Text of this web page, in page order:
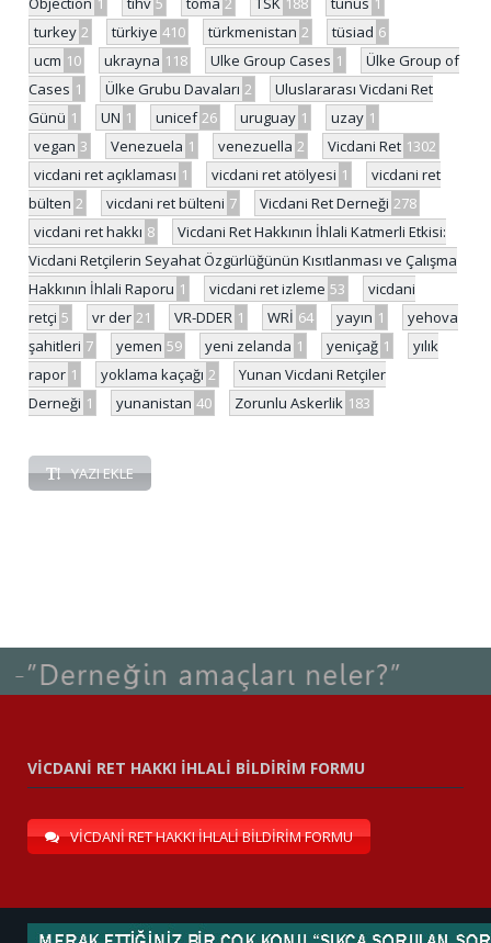
turkey 2 türkiye 410 türkmenistan 2 tüsiad 6
ucm 10 ukrayna 118 Ulke Group Cases 1
Ülke Group of
Cases 1 Ülke Grubu Davaları 2
Uluslararası Vicdani Ret
Günü 1 UN 1 unicef 26 uruguay 1 uzay 1
vegan 3 Venezuela 1 venezuella 2 Vicdani Ret 1302
vicdani ret açıklaması 1 vicdani ret atölyesi 1
vicdani ret
bülten 2 vicdani ret bülteni 7 Vicdani Ret Derneği 278
vicdani ret hakkı 8
Vicdani Ret Hakkının İhlali Katmerli Etkisi:
Vicdani Retçilerin Seyahat Özgürlüğünün Kısıtlanması ve Çalışma
Hakkının İhlali Raporu 1 vicdani ret izleme 53
vicdani
retçi 5 vr der 21 VR-DDER 1 WRİ 64 yayın 1
yehova
şahitleri 7 yemen 59 yeni zelanda 1 yeniçağ 1
yılık
rapor 1 yoklama kaçağı 2
Yunan Vicdani Retçiler
Derneği 1 yunanistan 40 Zorunlu Askerlik 183
YAZI EKLE
VİCDANİ RET HAKKI İHLALİ BİLDİRİM FORMU
VİCDANİ RET HAKKI İHLALİ BİLDİRİM FORMU